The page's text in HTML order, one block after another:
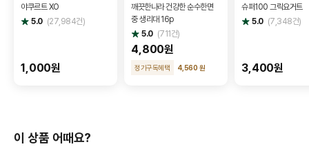
야쿠르트 XO
별
점
5.0 (27,984건)
1,000원
깨끗한나라 건강한 순수한면
중 생리대 16p
별
점
5.0 (711건)
4,800원
정기구독혜택 4,560 원
슈퍼100 그릭요거트
별
점
5.0 (7,348건)
3,400원
이 상품 어때요?